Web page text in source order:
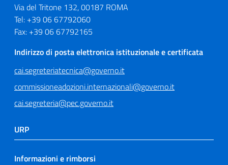
Via del Tritone 132, 00187 ROMA
Tel: +39 06 67792060
Fax: +39 06 67792165
Indirizzo di posta elettronica istituzionale e certificata
cai.segreteriatecnica@governo.it
commissioneadozioni.internazionali@governo.it
cai.segreteria@pec.governo.it
URP
Informazioni e rimborsi